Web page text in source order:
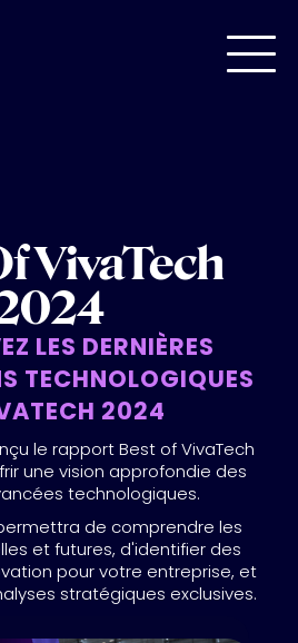
VivaTech
LES DERNIÈRES
TECHNOLOGIQUES
2024
le rapport Best of VivaTech
une vision approfondie des
technologiques.
de comprendre les
et futures, d'identifier des
pour votre entreprise, et
stratégiques exclusives.